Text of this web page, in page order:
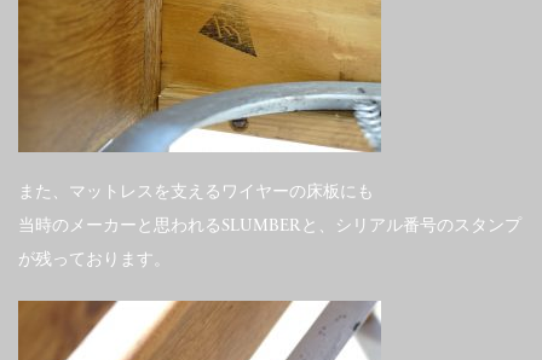
また、マットレスを支えるワイヤーの床板にも
当時のメーカーと思われるSLUMBERと、シリアル番号のスタンプ
が残っております。